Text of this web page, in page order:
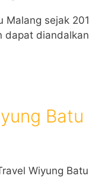
sejak
Batu
Wiyung